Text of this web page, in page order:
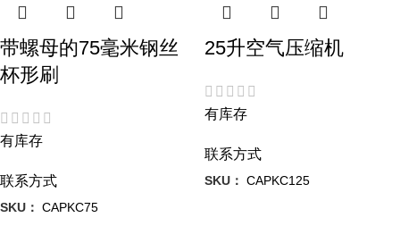
带螺母的75毫米钢丝
杯形刷
有库存
联系方式
SKU： CAPKC75
25升空气压缩机
有库存
联系方式
SKU： CAPKC125